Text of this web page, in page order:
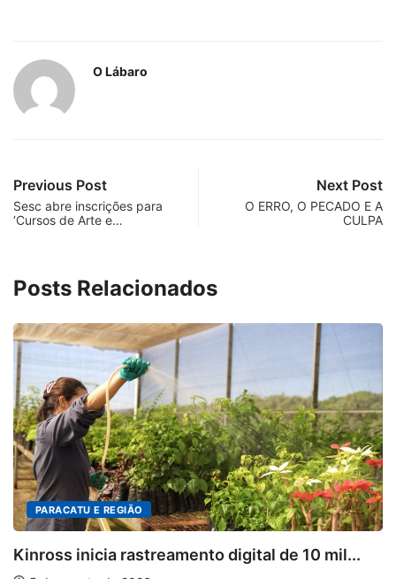
O Lábaro
Previous Post
Sesc abre inscrições para
‘Cursos de Arte e…
Next Post
O ERRO, O PECADO E A
CULPA
Posts Relacionados
digital de 10 mil...
DESTAQUES
Mia Couto, Miriam Leitão